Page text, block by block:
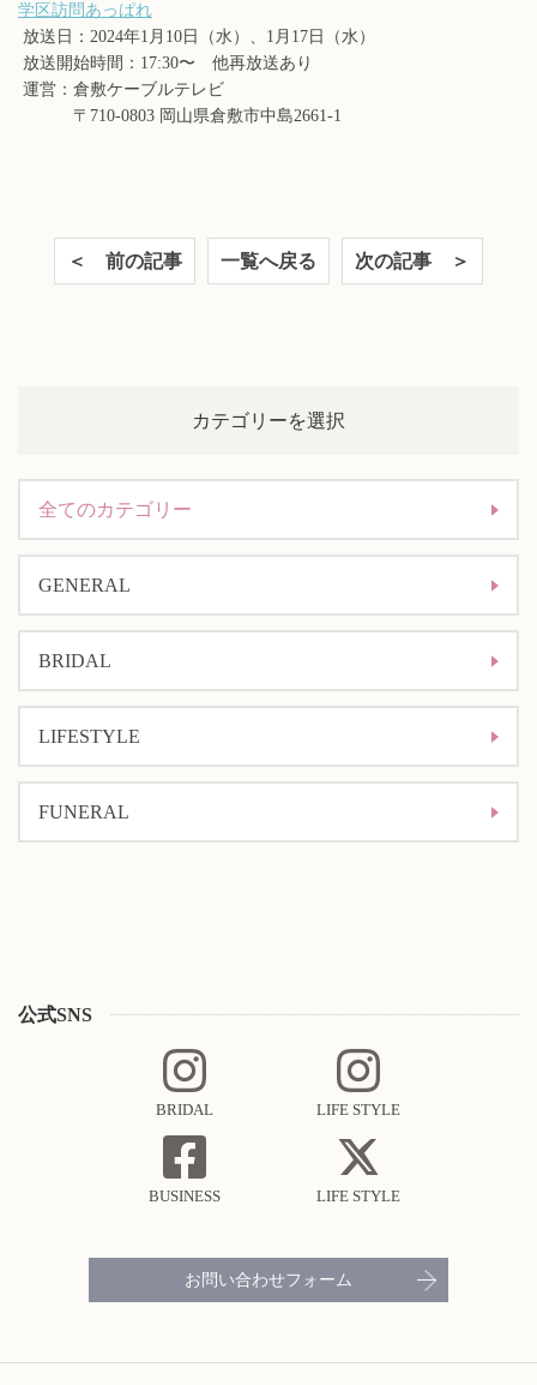
学区訪問あっぱれ
放送日：2024年1月10日（水）、1月17日（水）
放送開始時間：17:30〜 他再放送あり
運営：倉敷ケーブルテレビ
〒710-0803 岡山県倉敷市中島2661-1
＜ 前の記事 一覧へ戻る 次の記事 ＞
カテゴリーを選択
全てのカテゴリー
GENERAL
BRIDAL
LIFESTYLE
FUNERAL
公式SNS
BRIDAL LIFE STYLE
BUSINESS LIFE STYLE
お問い合わせフォーム